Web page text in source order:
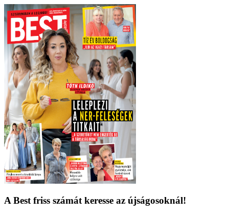
A Best friss számát keresse az újságosoknál!